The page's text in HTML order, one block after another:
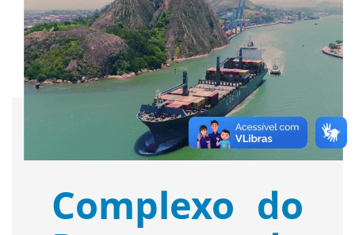
Complexo do